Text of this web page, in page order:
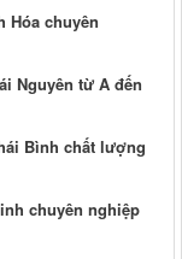
Hóa chuyên
Nguyên từ A đến
Bình chất lượng
chuyên nghiệp